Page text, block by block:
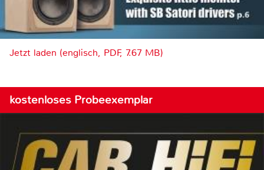
Jetzt laden (englisch, PDF, 7.67 MB)
kostenloses Probeexemplar